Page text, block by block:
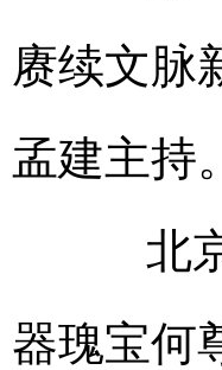
赓续文脉
孟建主持。
北京
器瑰宝何